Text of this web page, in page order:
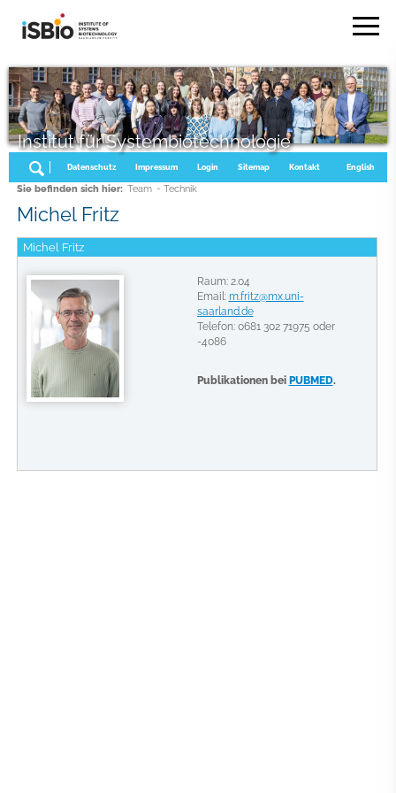
Institut für Systembiotechnologie
English
Kontakt
Sitemap
Login
Impressum
Datenschutz
Sie befinden sich hier: Team - Technik
Michel Fritz
Michel Fritz
Raum: 2.04
Email: m.fritz@mx.uni-
saarland.de
Telefon: 0681 302 71975 oder
-4086
Publikationen bei PUBMED.